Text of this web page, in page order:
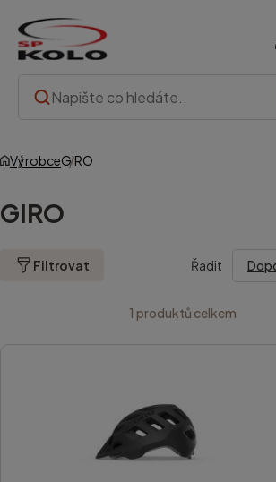
VýrobceGIRO
GIRO
Filtrovat Řadit
1 produktů celkem